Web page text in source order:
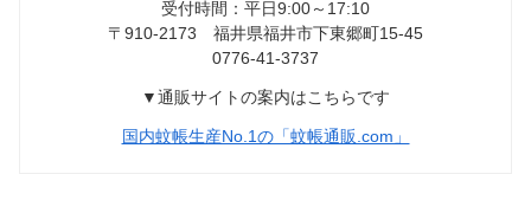
受付時間：平日9:00～17:10
〒910-2173 福井県福井市下東郷町15-45
0776-41-3737
▼通販サイトの案内はこちらです
国内蚊帳生産No.1の「蚊帳通販.com」